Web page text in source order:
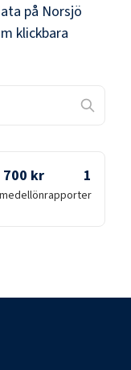
på Norsjö
klickbara
700 kr
medellön
1
rapporter